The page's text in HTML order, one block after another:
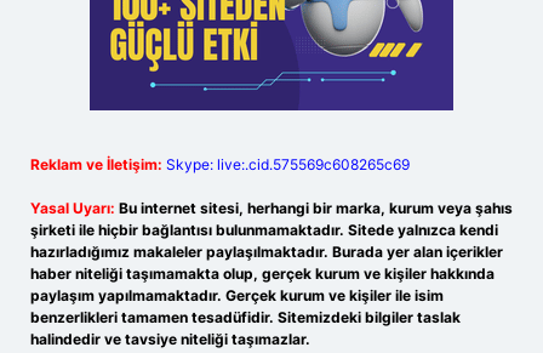
Reklam ve İletişim: Skype: live:.cid.575569c608265c69
Yasal Uyarı: Bu internet sitesi, herhangi bir marka, kurum veya şahıs
şirketi ile hiçbir bağlantısı bulunmamaktadır. Sitede yalnızca kendi
hazırladığımız makaleler paylaşılmaktadır. Burada yer alan içerikler
haber niteliği taşımamakta olup, gerçek kurum ve kişiler hakkında
paylaşım yapılmamaktadır. Gerçek kurum ve kişiler ile isim
benzerlikleri tamamen tesadüfidir. Sitemizdeki bilgiler taslak
halindedir ve tavsiye niteliği taşımazlar.